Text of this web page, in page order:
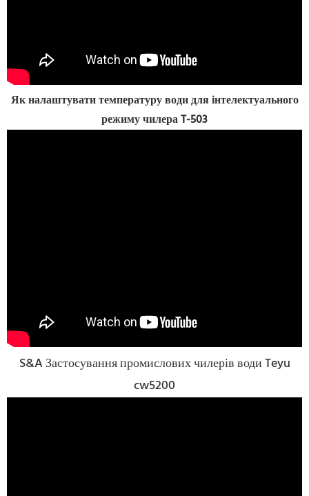
Як налаштувати температуру води для інтелектуального
режиму чилера T-503
S&A Застосування промислових чилерів води Teyu
cw5200